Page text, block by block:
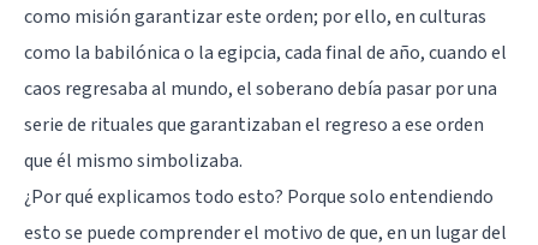
como misión garantizar este orden; por ello, en culturas
como la babilónica o la egipcia, cada final de año, cuando el
caos regresaba al mundo, el soberano debía pasar por una
serie de rituales que garantizaban el regreso a ese orden
que él mismo simbolizaba.
¿Por qué explicamos todo esto? Porque solo entendiendo
esto se puede comprender el motivo de que, en un lugar del